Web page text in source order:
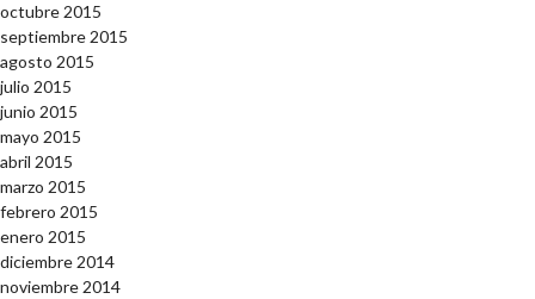
octubre 2015
septiembre 2015
agosto 2015
julio 2015
junio 2015
mayo 2015
abril 2015
marzo 2015
febrero 2015
enero 2015
diciembre 2014
noviembre 2014